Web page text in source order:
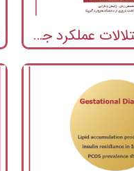
سمپوزیوم اختلالات عملکرد جنسی